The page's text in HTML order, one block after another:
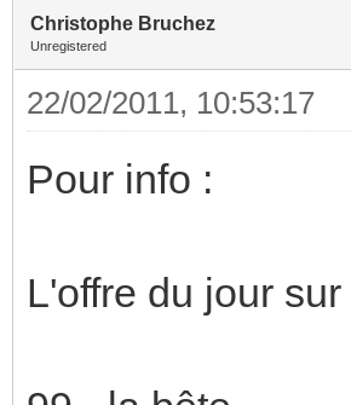
Christophe Bruchez
Unregistered
22/02/2011, 10:53:17
Pour info :
L'offre du jour sur